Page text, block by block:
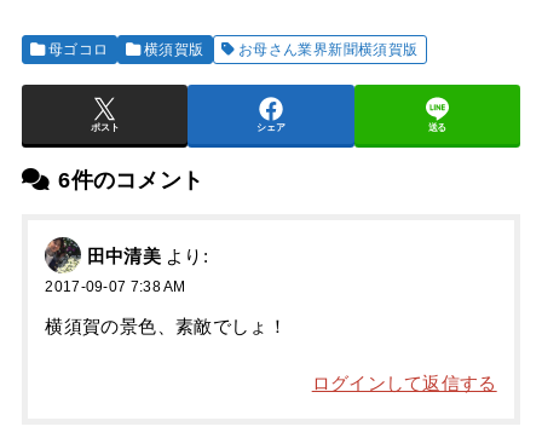
母ゴコロ 横須賀版 お母さん業界新聞横須賀版
ポスト シェア 送る
6件のコメント
田中清美 より:
2017-09-07 7:38 AM
横須賀の景色、素敵でしょ！
ログインして返信する